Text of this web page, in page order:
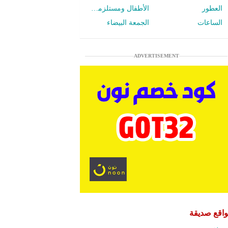
العطور
الأطفال ومستلزمات الرضع
الساعات
الجمعة البيضاء
ADVERTISEMENT
صديقة